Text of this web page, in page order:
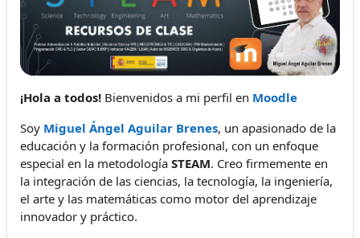
¡Hola a todos! Bienvenidos a mi perfil en Moodle
Soy Miguel Ángel Aguilar Brenes, un apasionado de la
educación y la formación profesional, con un enfoque
especial en la metodología STEAM. Creo firmemente en
la integración de las ciencias, la tecnología, la ingeniería,
el arte y las matemáticas como motor del aprendizaje
innovador y práctico.